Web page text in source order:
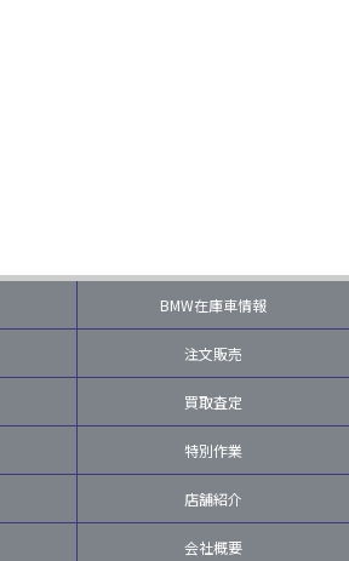
BMW在庫車情報
注文販売
買取査定
特別作業
店舗紹介
会社概要